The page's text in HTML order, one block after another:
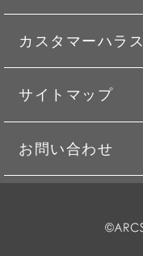
カスタマーハラ
サイトマップ
お問い合わせ